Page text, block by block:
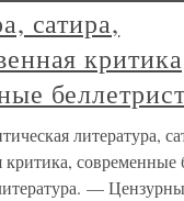
сатира,
литература,
критика, современные
—